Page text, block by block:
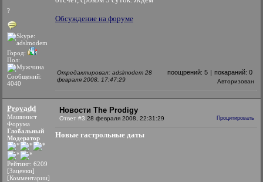
?
Город:
Пол:
Сообщений:
4040
Обсуждение на форуме
Отредактировал: adslmodem 28
февраля 2008, 17:47:29
поощрений: 5 | покараний: 0
Авторизован
Provadd
Машинист
Форума
Глобальный
Модератор
Рейтинг: 6209
[Заценки]
[Комментарии]
Новости The Prodigy
Ответ #3 28 февраля 2008, 22:31:29 Процитировать
Новые гастрольные даты